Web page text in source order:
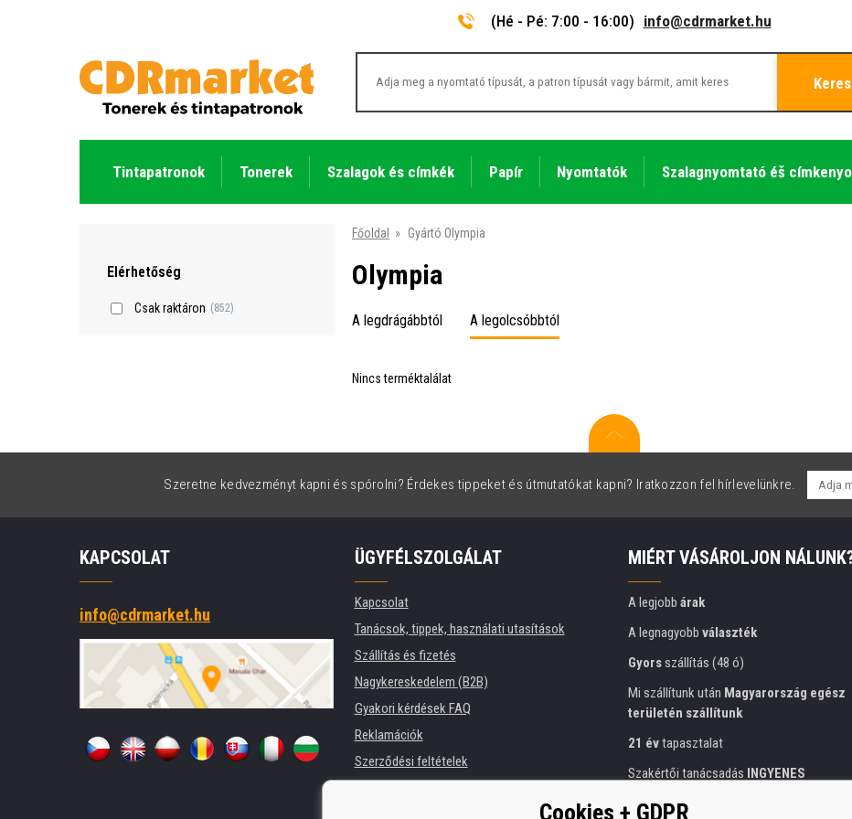
(Hé - Pé: 7:00 - 16:00) info@cdrmarket.hu
Keres
Tintapatronok Tonerek Szalagok és címkék Papír Nyomtatók Szalagnyomtató éš
Elérhetőség
Csak raktáron (852)
Főoldal » Gyártó Olympia
Olympia
A legdrágábbtól A legolcsóbbtól
Nincs terméktalálat
Szeretne kedvezményt kapni és spórolni? Érdekes tippeket és útmutatókat kapni? Iratkozzon fel hírlevelünkre.
KAPCSOLAT
info@cdrmarket.hu
ÜGYFÉLSZOLGÁLAT
Kapcsolat
Tanácsok, tippek, használati utasítások
Szállítás és fizetés
Nagykereskedelem (B2B)
Gyakori kérdések FAQ
Reklamációk
Szerződési feltételek
MIÉRT VÁSÁROLJON
A legjobb árak
A legnagyobb választék
Gyorsszállítás (48 ó)
Mi szállítunk után Magyarország egész
területén szállítunk
21 évtapasztalat
Szakértői tanácsadás INGYENES
Előzékeny hozzáállás
Cookies + GDPR